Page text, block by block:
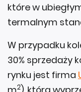
które w
termalnym
W przypadku
30% sprzedaży
rynku jest firma
2